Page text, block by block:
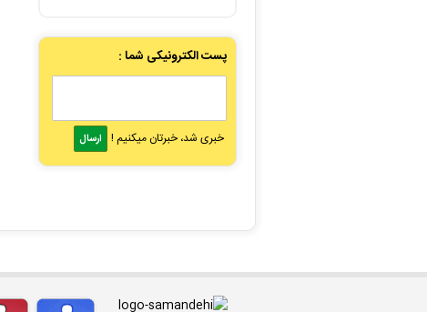
پست الکترونیکی شما :
خبری شد، خبرتان میکنیم !